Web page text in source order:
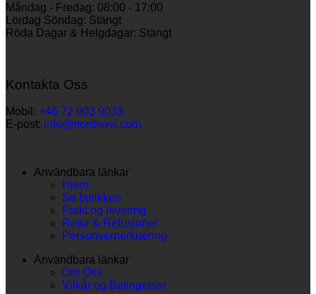
Måndag - Fredag: 08:00 - 17:00
Lördag Söndag: Stängt
Röda Dagar & Helgdagar: Stängt
Kontakta Oss
Mobil: +46 72 903 9033
E-post: info@nordnavi.com
Användbara länkar
Hjem
Se butikken
Frakt og levering
Retur & Refusjoner
Personvernerklæring
Användbara länkar
Om Oss
Vilkår og Betingelser